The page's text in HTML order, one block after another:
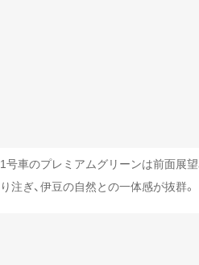
1号車のプレミアムグリーンは前面展
り注ぎ、伊豆の自然との一体感が抜群。